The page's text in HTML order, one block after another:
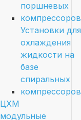
поршневых
компрессоров
Установки для
охлаждения
жидкости на
базе
спиральных
компрессоров
ЦХМ
модульные